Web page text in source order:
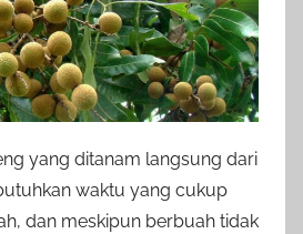
yang ditanam langsung dari
waktu yang cukup
dan meskipun berbuah tidak